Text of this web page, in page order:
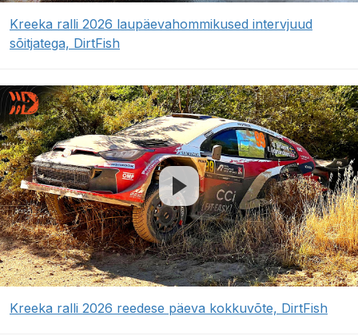
Kreeka ralli 2026 laupäevahommikused intervjuud
sõitjatega, DirtFish
Kreeka ralli 2026 reedese päeva kokkuvõte, DirtFish